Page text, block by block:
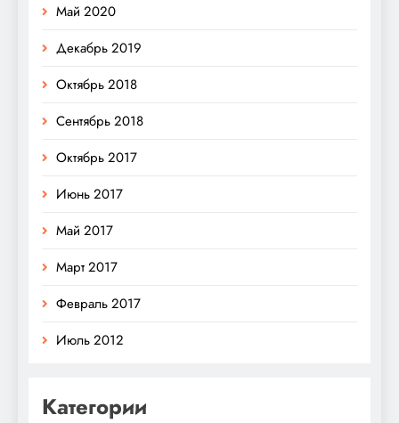
Май 2020
Декабрь 2019
Октябрь 2018
Сентябрь 2018
Октябрь 2017
Июнь 2017
Май 2017
Март 2017
Февраль 2017
Июль 2012
Категории